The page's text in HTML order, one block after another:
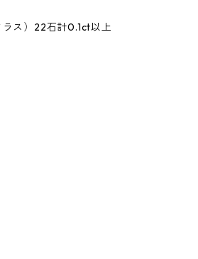
ラス）22石計0.1ct以上